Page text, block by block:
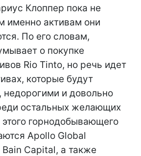
Клоппер пока не
именно активам они
По его словам,
о покупке
Rio Tinto, но речь идет
которые будут
недорогими и довольно
остальных желающих
этого горнодобывающего
Apollo Global
Capital, а также